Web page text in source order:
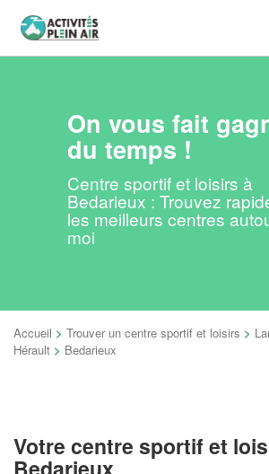
On vous fait
du temps !
Centre sportif et loisirs à
Bedarieux : Trouvez
les meilleurs centres
moi
Accueil > Trouver un centre sportif et loisirs >
Hérault > Bedarieux
Votre centre sportif et